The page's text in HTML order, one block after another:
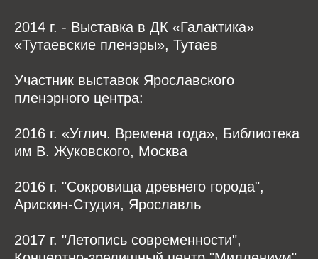
2014 г. - Выставка в ДК «Галактика»
«Тутаевские пленэры», Тутаев
Участник выставок Ярославского
пленэрного центра:
2016 г. «Углич. Времена года», Библиотека
им В. Жуковского, Москва
2016 г. "Сокровища древнего города",
Арискин-Студия, Ярославль
2017 г. "Летопись современности",